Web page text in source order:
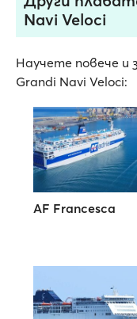
Navi Veloci
Научете повече и
Grandi Navi Veloci:
AF Francesca